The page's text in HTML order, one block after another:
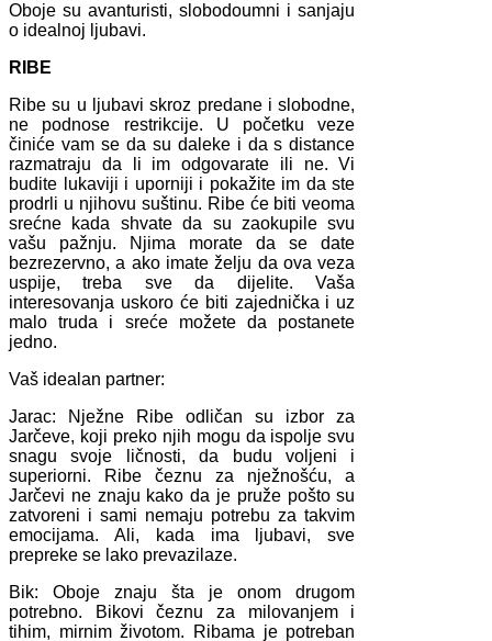
Oboje su avanturisti, slobodoumni i sanjaju
o idealnoj ljubavi.
RIBE
Ribe su u ljubavi skroz predane i slobodne,
ne podnose restrikcije. U početku veze
činiće vam se da su daleke i da s distance
razmatraju da li im odgovarate ili ne. Vi
budite lukaviji i uporniji i pokažite im da ste
prodrli u njihovu suštinu. Ribe će biti veoma
srećne kada shvate da su zaokupile svu
vašu pažnju. Njima morate da se date
bezrezervno, a ako imate želju da ova veza
uspije, treba sve da dijelite. Vaša
interesovanja uskoro će biti zajednička i uz
malo truda i sreće možete da postanete
jedno.
Vaš idealan partner:
Jarac: Nježne Ribe odličan su izbor za
Jarčeve, koji preko njih mogu da ispolje svu
snagu svoje ličnosti, da budu voljeni i
superiorni. Ribe čeznu za nježnošću, a
Jarčevi ne znaju kako da je pruže pošto su
zatvoreni i sami nemaju potrebu za takvim
emocijama. Ali, kada ima ljubavi, sve
prepreke se lako prevazilaze.
Bik: Oboje znaju šta je onom drugom
potrebno. Bikovi čeznu za milovanjem i
tihim, mirnim životom. Ribama je potreban